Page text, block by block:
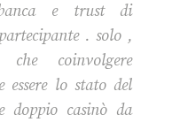
e trust di
. solo ,
che coinvolgere
essere lo stato del
doppio casinò da